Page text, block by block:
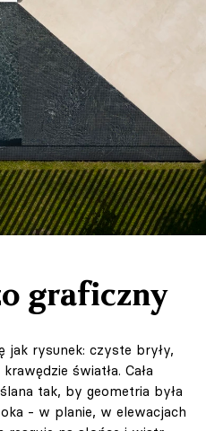
graficzny
jak rysunek: czyste bryły,
światła. Cała
tak, by geometria była
- w planie, w elewacjach